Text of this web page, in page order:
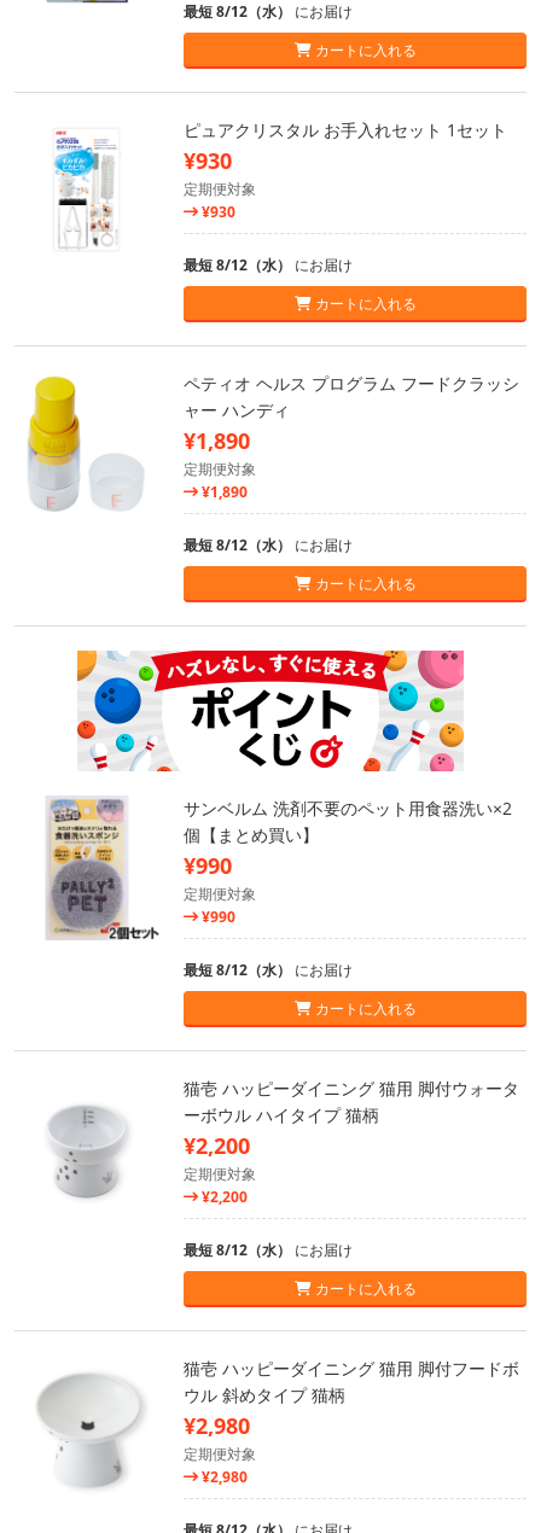
最短 8/12（水） にお届け
カートに入れる
ピュアクリスタル お手入れセット 1セット
¥930
定期便対象
¥930
最短 8/12（水） にお届け
カートに入れる
ペティオ ヘルス プログラム フードクラッシ
ャー ハンディ
¥1,890
定期便対象
¥1,890
最短 8/12（水） にお届け
カートに入れる
サンベルム 洗剤不要のペット用食器洗い×2
個【まとめ買い】
¥990
定期便対象
¥990
最短 8/12（水） にお届け
カートに入れる
猫壱 ハッピーダイニング 猫用 脚付ウォータ
ーボウル ハイタイプ 猫柄
¥2,200
定期便対象
¥2,200
最短 8/12（水） にお届け
カートに入れる
猫壱 ハッピーダイニング 猫用 脚付フードボ
ウル 斜めタイプ 猫柄
¥2,980
定期便対象
¥2,980